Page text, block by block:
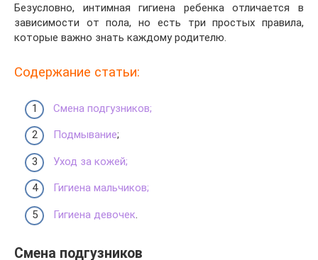
Безусловно, интимная гигиена ребенка отличается в
зависимости от пола, но есть три простых правила,
которые важно знать каждому родителю.
Содержание статьи:
Смена подгузников;
Подмывание;
Уход за кожей;
Гигиена мальчиков;
Гигиена девочек
Смена подгузников